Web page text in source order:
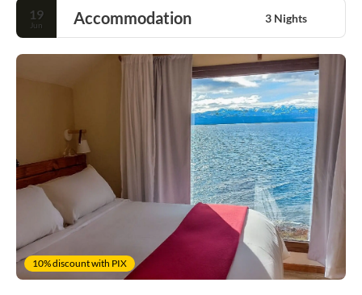
19
Jun Accommodation 3 Nights
10% discount with PIX